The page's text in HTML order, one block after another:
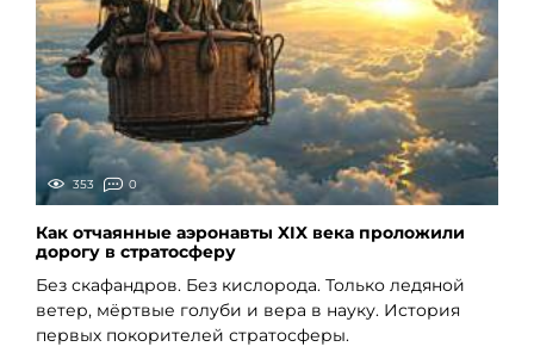
353 0
Как отчаянные аэронавты XIX века проложили
дорогу в стратосферу
Без скафандров. Без кислорода. Только ледяной
ветер, мёртвые голуби и вера в науку. История
первых покорителей стратосферы.